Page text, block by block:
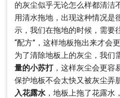
的灰尘似乎无论怎么样都清洁
用清水拖地，出现这种情况是
示，我们在拖地的时候，需要
“配方”，这样地板拖出来才会
为了清除地板上的灰尘，我们
量的小苏打，这样灰尘会更容
保护地板不会太快又被灰尘弄
入花露水，地板上拖了花露水